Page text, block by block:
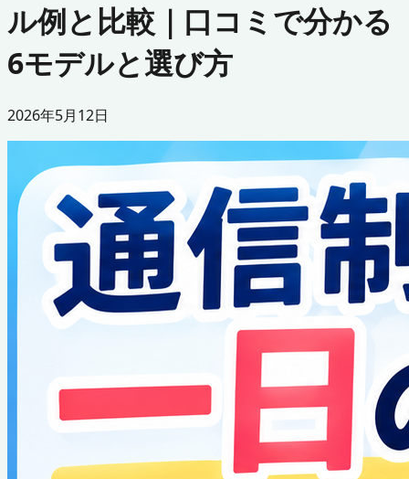
ル例と比較｜口コミで分かる
6モデルと選び方
2026年5月12日